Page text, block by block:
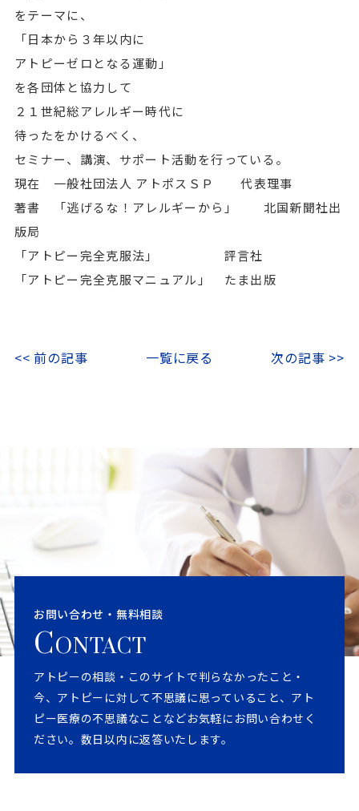
をテーマに、
「日本から３年以内に
アトピーゼロとなる運動」
を各団体と協力して
２１世紀総アレルギー時代に
待ったをかけるべく、
セミナー、講演、サポート活動を行っている。
現在 一般社団法人 アトポスＳＰ 代表理事
著書 「逃げるな！アレルギーから」 北国新聞社出
版局
「アトピー完全克服法」 評言社
「アトピー完全克服マニュアル」 たま出版
<< 前の記事 一覧に戻る 次の記事 >>
お問い合わせ・無料相談
CONTACT
アトピーの相談・このサイトで判らなかったこと・
今、アトピーに対して不思議に思っていること、アト
ピー医療の不思議なことなどお気軽にお問い合わせく
ださい。数日以内に返答いたします。